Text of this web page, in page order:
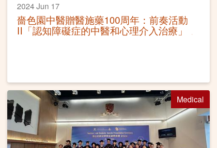
2024 Jun 17
嗇色園中醫贈醫施藥100周年：前奏活動
II「認知障礙症的中醫和心理介入治療」
Medical